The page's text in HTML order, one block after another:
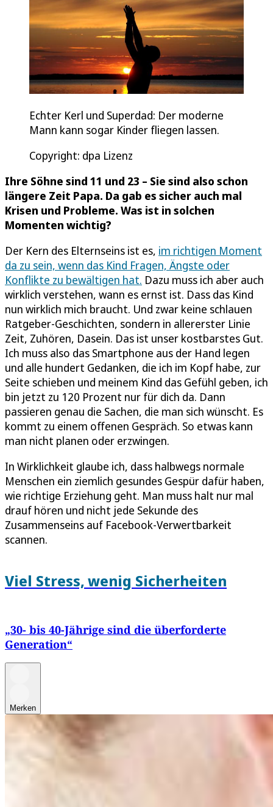
Echter Kerl und Superdad: Der moderne
Mann kann sogar Kinder fliegen lassen.
Copyright: dpa Lizenz
Ihre Söhne sind 11 und 23 – Sie sind also schon
längere Zeit Papa. Da gab es sicher auch mal
Krisen und Probleme. Was ist in solchen
Momenten wichtig?
Der Kern des Elternseins ist es, im richtigen Moment
da zu sein, wenn das Kind Fragen, Ängste oder
Konflikte zu bewältigen hat. Dazu muss ich aber auch
wirklich verstehen, wann es ernst ist. Dass das Kind
nun wirklich mich braucht. Und zwar keine schlauen
Ratgeber-Geschichten, sondern in allererster Linie
Zeit, Zuhören, Dasein. Das ist unser kostbarstes Gut.
Ich muss also das Smartphone aus der Hand legen
und alle hundert Gedanken, die ich im Kopf habe, zur
Seite schieben und meinem Kind das Gefühl geben, ich
bin jetzt zu 120 Prozent nur für dich da. Dann
passieren genau die Sachen, die man sich wünscht. Es
kommt zu einem offenen Gespräch. So etwas kann
man nicht planen oder erzwingen.
In Wirklichkeit glaube ich, dass halbwegs normale
Menschen ein ziemlich gesundes Gespür dafür haben,
wie richtige Erziehung geht. Man muss halt nur mal
drauf hören und nicht jede Sekunde des
Zusammenseins auf Facebook-Verwertbarkeit
scannen.
Viel Stress, wenig Sicherheiten
„30- bis 40-Jährige sind die überforderte
Generation“
Merken